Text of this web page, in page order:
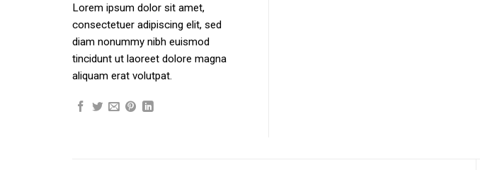
Lorem ipsum dolor sit amet,
consectetuer adipiscing elit, sed
diam nonummy nibh euismod
tincidunt ut laoreet dolore magna
aliquam erat volutpat.